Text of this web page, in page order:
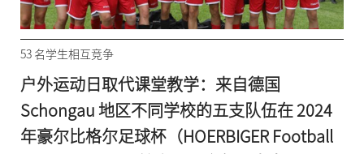
53 名学生相互竞争
户外运动日取代课堂教学：来自德国
Schongau 地区不同学校的五支队伍在 2024
年豪尔比格尔足球杯（HOERBIGER Football